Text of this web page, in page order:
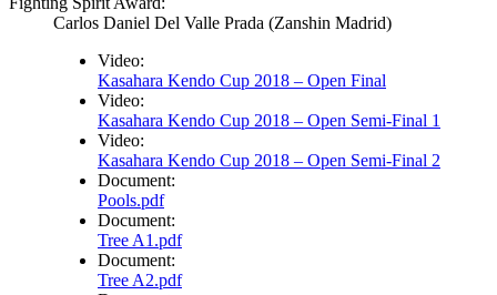
Carlos Daniel Del Valle Prada (Zanshin Madrid)
Video:
Kasahara Kendo Cup 2018 – Open Final
Video:
Kasahara Kendo Cup 2018 – Open Semi-Final 1
Video:
Kasahara Kendo Cup 2018 – Open Semi-Final 2
Document:
Pools.pdf
Document:
Tree A1.pdf
Document:
Tree A2.pdf